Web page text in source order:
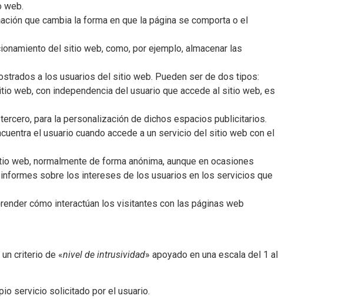
web.
que cambia la forma en que la página se comporta o el
del sitio web, como, por ejemplo, almacenar las
a los usuarios del sitio web. Pueden ser de dos tipos:
web, con independencia del usuario que accede al sitio web, es
para la personalización de dichos espacios publicitarios.
el usuario cuando accede a un servicio del sitio web con el
web, normalmente de forma anónima, aunque en ocasiones
sobre los intereses de los usuarios en los servicios que
cómo interactúan los visitantes con las páginas web
criterio de «nivel de intrusividad» apoyado en una escala del 1 al
servicio solicitado por el usuario.